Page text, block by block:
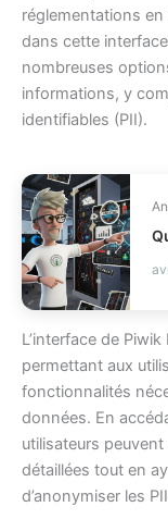
réglementations
dans cette
nombreuses
informations, y
identifiables (PII).
L’interface de
permettant aux
fonctionnalités
données. En
utilisateurs
détaillées tout en
d’anonymiser les